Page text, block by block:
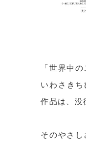
「世界中
いわさき
作品は、
そのやさ